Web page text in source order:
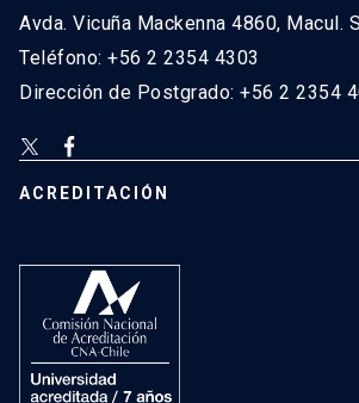
Avda. Vicuña Mackenna 4860, Macul.
Teléfono: +56 2 2354 4303
Dirección de Postgrado: +56 2 2354
ACREDITACIÓN